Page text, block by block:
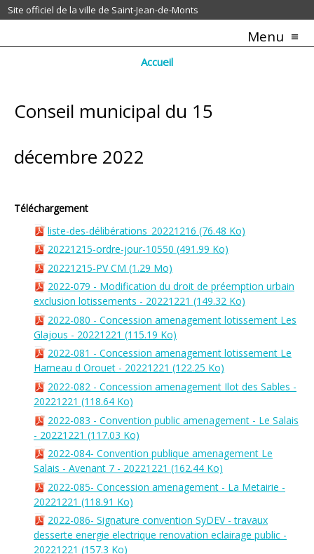
Site officiel de la ville de Saint-Jean-de-Monts
Menu
Accueil
Conseil municipal du 15
décembre 2022
Téléchargement
liste-des-délibérations_20221216 (76.48 Ko)
20221215-ordre-jour-10550 (491.99 Ko)
20221215-PV CM (1.29 Mo)
2022-079 - Modification du droit de préemption urbain
exclusion lotissements - 20221221 (149.32 Ko)
2022-080 - Concession amenagement lotissement Les
Glajous - 20221221 (115.19 Ko)
2022-081 - Concession amenagement lotissement Le
Hameau d Orouet - 20221221 (122.25 Ko)
2022-082 - Concession amenagement Ilot des Sables -
20221221 (118.64 Ko)
2022-083 - Convention public amenagement - Le Salais
- 20221221 (117.03 Ko)
2022-084- Convention publique amenagement Le
Salais - Avenant 7 - 20221221 (162.44 Ko)
2022-085- Concession amenagement - La Metairie -
20221221 (118.91 Ko)
2022-086- Signature convention SyDEV - travaux
desserte energie electrique renovation eclairage public -
20221221 (157.3 Ko)